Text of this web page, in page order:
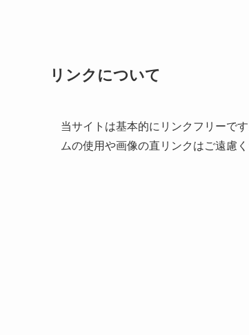
リンクについて
当サイトは基本的にリンクフリーで
ムの使用や画像の直リンクはご遠慮く